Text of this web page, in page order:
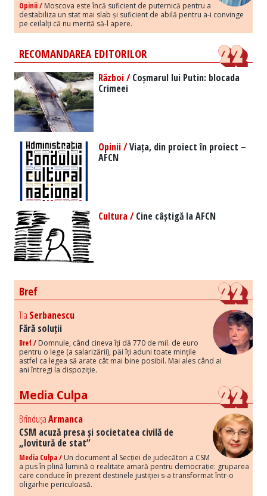
Opinii / Moscova este încă suficient de puternică pentru a
destabiliza un stat mai slab și suficient de abilă pentru a-i convinge
pe ceilalți că nu merită să-l apere.
RECOMANDAREA EDITORILOR
Război /Coșmarul lui Putin: blocada
Crimeei
Opinii /Viața, din proiect în proiect –
AFCN
Cultura /Cine câștigă la AFCN
Bref
Tia Serbanescu
Fără soluții
Bref / Domnule, când cineva îți dă 770 de mil. de euro
pentru o lege (a salarizării), păi îți aduni toate mințile
astfel ca legea să arate cât mai bine posibil. Mai ales când ai
ani întregi la dispoziție.
Media Culpa
BrîndușaArmanca
CSM acuză presa și societatea civilă de
„lovitură de stat”
Media Culpa / Un document al Secției de judecători a CSM
a pus în plină lumină o realitate amară pentru democrație: gruparea
care conduce în prezent destinele justiției s-a transformat într-o
oligarhie periculoasă.